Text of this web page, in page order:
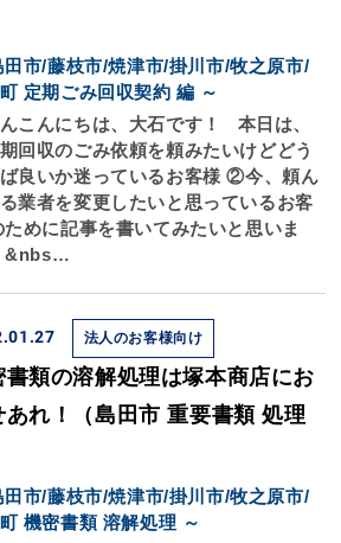
田市/藤枝市/焼津市/掛川市/牧之原市/
定期ごみ回収契約 編 ～
こんにちは、大石です！ 本日は、
回収のごみ依頼を頼みたいけどどう
良いか迷っているお客様 ②今、頼ん
業者を変更したいと思っているお客
ために記事を書いてみたいと思いま
&nbs…
法人のお客様向け
書類の溶解処理は塚本商店にお
あれ！（島田市 重要書類 処理
田市/藤枝市/焼津市/掛川市/牧之原市/
機密書類 溶解処理 ～